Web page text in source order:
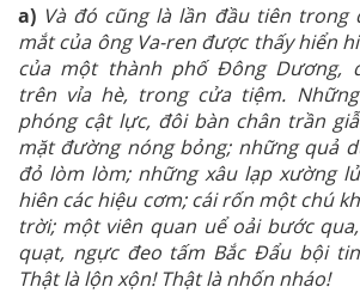
a) Và đó cũng là lần đầu tiên trong
mắt của ông Va-ren được thấy hiển
của một thành phố Đông Dương,
trên vỉa hè, trong cửa tiệm.
phóng cật lực, đôi bàn chân trần
mặt đường nóng bỏng; những quả
đỏ lòm lòm; những xâu lạp xường
hiên các hiệu cơm; cái rốn một chú
trời; một viên quan uể oải bước
quạt, ngực đeo tấm Bắc Đẩu bội
Thật là lộn xộn! Thật là nhốn nháo!